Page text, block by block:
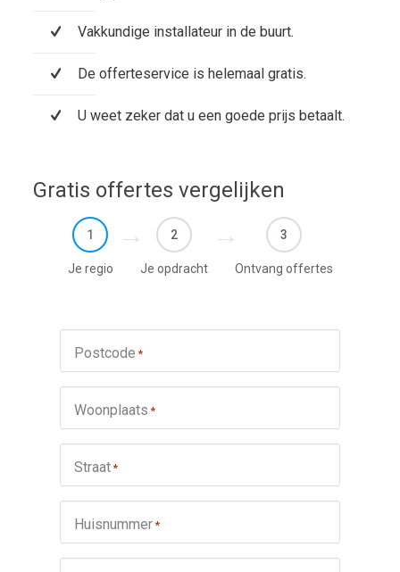
Vakkundige installateur in de buurt.
De offerteservice is helemaal gratis.
U weet zeker dat u een goede prijs betaalt.
Gratis offertes vergelijken
1
Je regio
2
Je opdracht
3
Ontvang offertes
Postcode *
Woonplaats *
Straat*
Huisnummer*